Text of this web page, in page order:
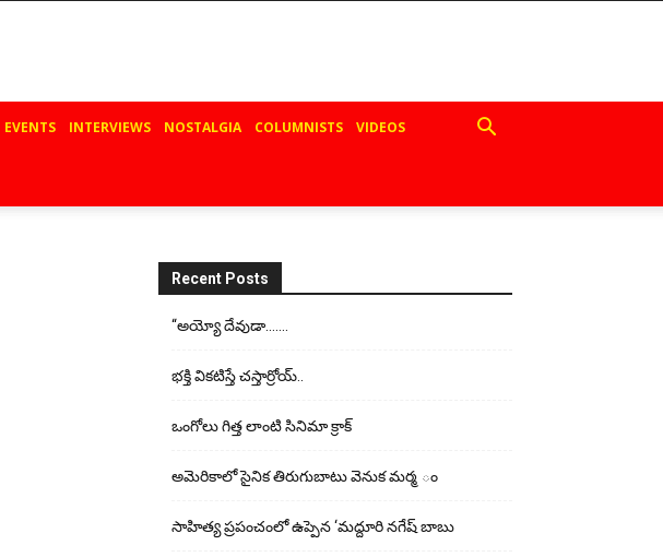
EVENTS INTERVIEWS NOSTALGIA COLUMNISTS VIDEOS
Recent Posts
“అయ్యో దేవుడా…….
భ‌క్తి విక‌టిస్తే చ‌స్తార్రోయ్‌..
ఒంగోలు గిత్త లాంటి సినిమా క్రాక్
అమెరికాలో సైనిక తిరుగుబాటు వెనుక మర్మ ం
సాహిత్య ప్రపంచంలో ఉప్పెన ‘మద్దూరి నగేష్ బాబు